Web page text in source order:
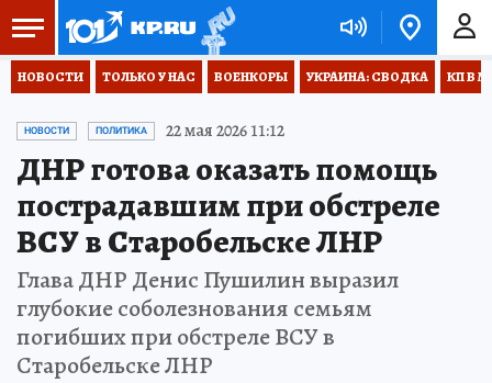
НОВОСТИ ТОЛЬКО У НАС ВОЕНКОРЫ УКРАИНА: СВОДКА КП В
НОВОСТИ ПОЛИТИКА 22 мая 2026 11:12
ДНР готова оказать помощь
пострадавшим при обстреле
ВСУ в Старобельске ЛНР
Глава ДНР Денис Пушилин выразил
глубокие соболезнования семьям
погибших при обстреле ВСУ в
Старобельске ЛНР